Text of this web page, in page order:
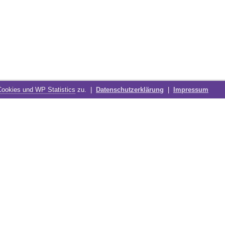
und WP Statistics zu. | Datenschutzerklärung Impressum